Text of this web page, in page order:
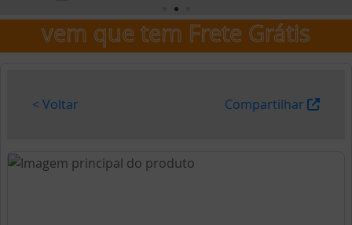
vem que tem Frete Grátis
< Voltar Compartilhar